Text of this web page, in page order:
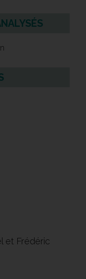
et Frédéric